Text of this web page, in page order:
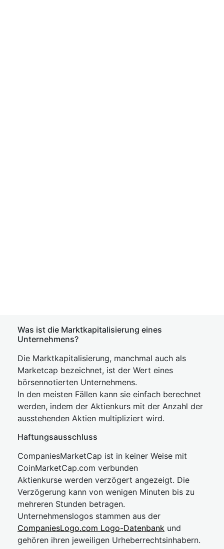
Was ist die Marktkapitalisierung eines
Unternehmens?
Die Marktkapitalisierung, manchmal auch als
Marketcap bezeichnet, ist der Wert eines
börsennotierten Unternehmens.
In den meisten Fällen kann sie einfach berechnet
werden, indem der Aktienkurs mit der Anzahl der
ausstehenden Aktien multipliziert wird.
Haftungsausschluss
CompaniesMarketCap ist in keiner Weise mit
CoinMarketCap.com verbunden
Aktienkurse werden verzögert angezeigt. Die
Verzögerung kann von wenigen Minuten bis zu
mehreren Stunden betragen.
Unternehmenslogos stammen aus der
CompaniesLogo.com Logo-Datenbank und
gehören ihren jeweiligen Urheberrechtsinhabern.